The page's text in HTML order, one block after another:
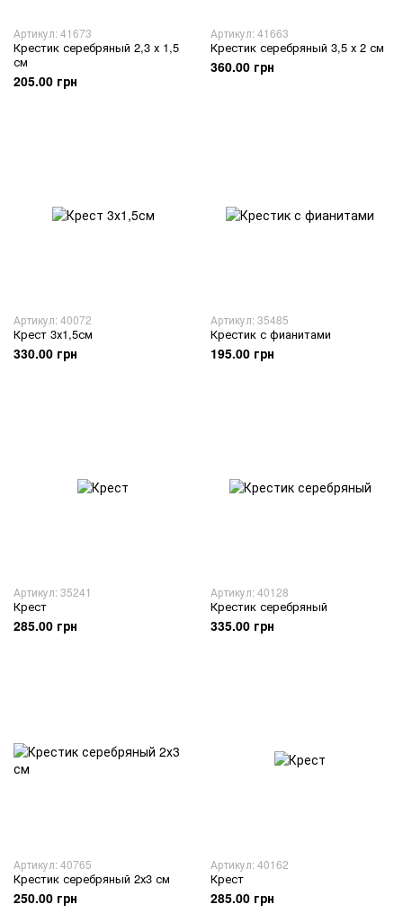
Артикул: 41673
Крестик серебряный 2,3 х 1,5
см
205.00 грн
Артикул: 41663
Крестик серебряный 3,5 х 2 см
360.00 грн
Артикул: 40072
Крест 3х1,5см
330.00 грн
Артикул: 35485
Крестик с фианитами
195.00 грн
Артикул: 35241
Крест
285.00 грн
Артикул: 40128
Крестик серебряный
335.00 грн
Артикул: 40765
Крестик серебряный 2х3 см
250.00 грн
Артикул: 40162
Крест
285.00 грн